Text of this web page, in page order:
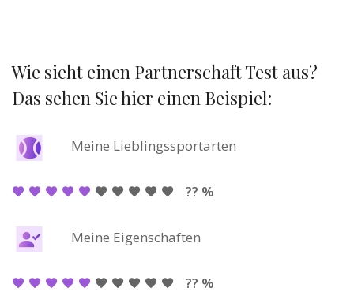
Wie sieht einen Partnerschaft Test aus?
Das sehen Sie hier einen Beispiel:
Meine Lieblingssportarten
?? %
Meine Eigenschaften
?? %